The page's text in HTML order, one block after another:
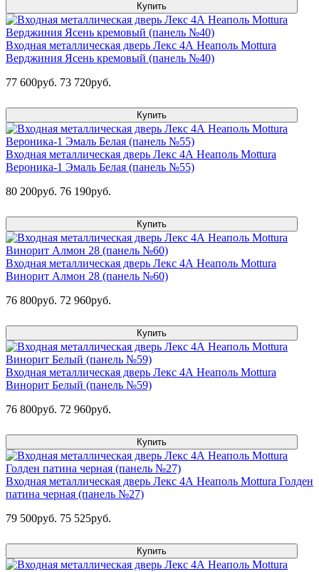
Купить
Входная металлическая дверь Лекс 4А Неаполь Mottura
Верджиния Ясень кремовый (панель №40)
77 600руб. 73 720руб.
Купить
Входная металлическая дверь Лекс 4А Неаполь Mottura
Вероника-1 Эмаль Белая (панель №55)
80 200руб. 76 190руб.
Купить
Входная металлическая дверь Лекс 4А Неаполь Mottura
Винорит Алмон 28 (панель №60)
76 800руб. 72 960руб.
Купить
Входная металлическая дверь Лекс 4А Неаполь Mottura
Винорит Белый (панель №59)
76 800руб. 72 960руб.
Купить
Входная металлическая дверь Лекс 4А Неаполь Mottura Голден
патина черная (панель №27)
79 500руб. 75 525руб.
Купить